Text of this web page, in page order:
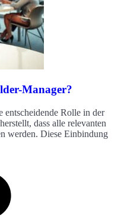
Manager?
entscheidende Rolle in der
dass alle relevanten
werden. Diese Einbindung